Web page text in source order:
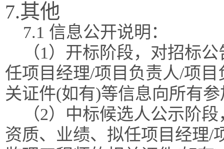
7.其他
7.1 信息公开说明：
（1）开标阶段，对招标
任项目经理/项目负责人/项
关证件(如有)等信息向所有
（2）中标候选人公示阶
资质、业绩、拟任项目经理/